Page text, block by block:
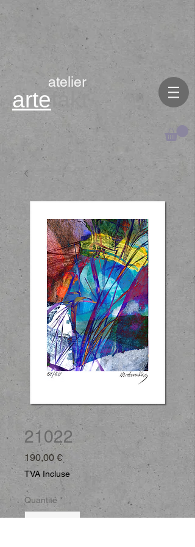
arte fakt
atelier
SKU : E21022
21022
190,00 €Prix
TVA Incluse
Quantité *